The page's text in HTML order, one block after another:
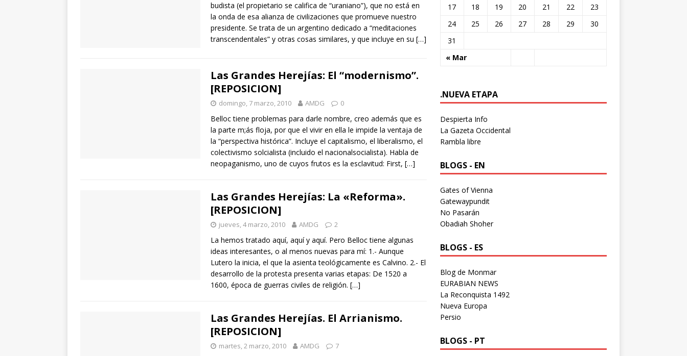
budista (el propietario se califica de “uraniano”), que no está en
la onda de esa alianza de civilizaciones que promueve nuestro
presidente. Se trata de un argentino dedicado a “meditaciones
transcendentales” y otras cosas similares, y que incluye en su […]
Las Grandes Herejías: El “modernismo”.
[REPOSICION]
domingo, 7 marzo, 2010 AMDG 0
Belloc tiene problemas para darle nombre, creo además que es
la parte m;ás floja, por que el vivir en ella le impide la ventaja de
la “perspectiva histórica”. Incluye el capitalismo, el liberalismo, el
colectivismo solcialista (incluido el nacionalsocialista). Habla de
neopaganismo, uno de cuyos frutos es la esclavitud: First, […]
Las Grandes Herejías: La «Reforma».
[REPOSICION]
jueves, 4 marzo, 2010 AMDG 2
La hemos tratado aquí, aquí y aquí. Pero Belloc tiene algunas
ideas interesantes, o al menos nuevas para mí: 1.- Aunque
Lutero la inicia, el que la asienta teológicamente es Calvino. 2.- El
desarrollo de la protesta presenta varias etapas: De 1520 a
1600, época de guerras civiles de religión. […]
Las Grandes Herejías. El Arrianismo.
[REPOSICION]
martes, 2 marzo, 2010 AMDG 7
« Mar
17
18 19 20 21 22
23
24
25 26 27 28 29
30
31
.NUEVA ETAPA
Despierta Info
La Gazeta Occidental
Rambla libre
BLOGS - EN
Gates of Vienna
Gatewaypundit
No Pasarán
Obadiah Shoher
BLOGS - ES
Blog de Monmar
EURABIAN NEWS
La Reconquista 1492
Nueva Europa
Persio
BLOGS - PT